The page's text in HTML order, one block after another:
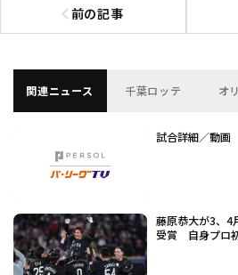
前の記事
前の記事へ
関連ニュース 千葉ロッテ オ
試合詳細／動画
藤原恭大が3、4
受賞 自身プロ